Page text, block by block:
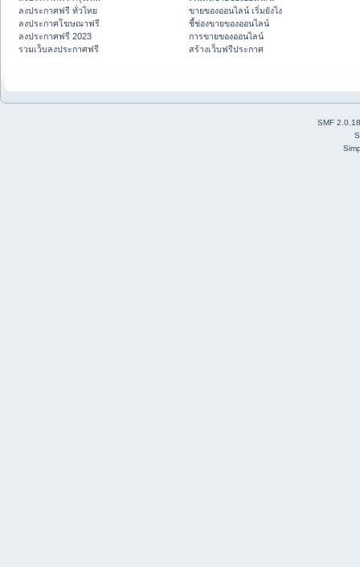
ลงประกาศฟรี ทั่วไทย
ลงประกาศโฆษณาฟรี
ลงประกาศฟรี 2023
รวมเว็บลงประกาศฟรี
ขายของออนไลน์ เริ่มยังไง
ชี้ช่องขายของออนไลน์
การขายของออนไลน์
สร้างเว็บฟรีประกาศ
SMF 2.0.18